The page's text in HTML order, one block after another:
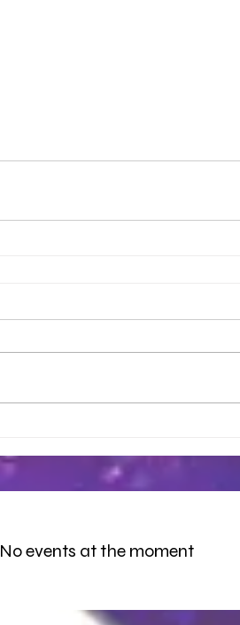
No events at the moment